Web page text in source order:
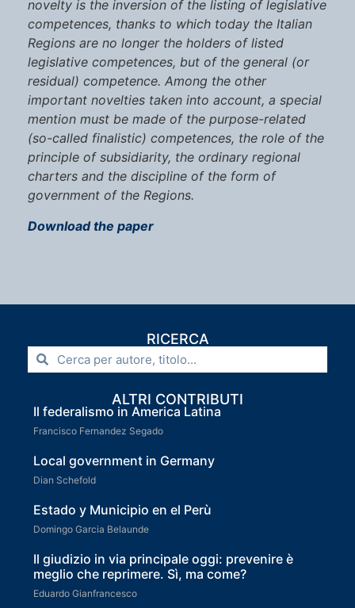
novelty is the inversion of the listing of legislative
competences, thanks to which today the Italian
Regions are no longer the holders of listed
legislative competences, but of the general (or
residual) competence. Among the other
important novelties taken into account, a special
mention must be made of the purpose-related
(so-called finalistic) competences, the role of the
principle of subsidiarity, the ordinary regional
charters and the discipline of the form of
government of the Regions.
Download the paper
RICERCA
ALTRI CONTRIBUTI
Il federalismo in America Latina
Francisco Fernandez Segado
Local government in Germany
Dian Schefold
Estado y Municipio en el Perù
Domingo Garcia Belaunde
Il giudizio in via principale oggi: prevenire è
meglio che reprimere. Sì, ma come?
Eduardo Gianfrancesco